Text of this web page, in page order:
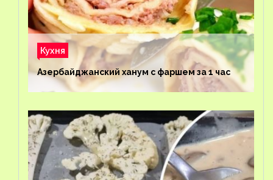
Кухня
Азербайджанский ханум с фаршем за 1 час